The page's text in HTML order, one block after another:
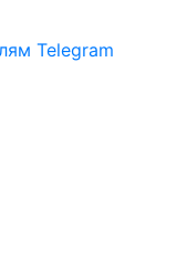
Telegram